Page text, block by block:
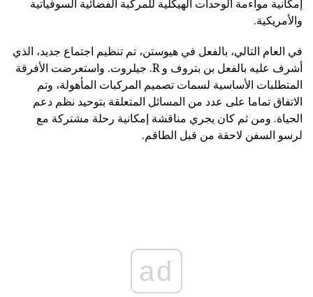
إمكانية مواءمة الوحدات الهيكلية للمركبة الفضائية السوفياتية
والأمريكية.
في العام التالي، بالفعل في هيوستن، تم تنظيم اجتماع جديد، الذي
أشرف عليه بالفعل بن بتروف و R. جيلروت. واستعرضت الأفرقة
المتطلبات الأساسية لسمات تصميم المركبات المأهولة، وتم
الاتفاق تماما على عدد من المسائل المتعلقة بتوحيد نظم دعم
الحياة. ومن ثم كان يجري مناقشة إمكانية رحلة مشتركة مع
لرسو السفن لاحقة من قبل الطاقم.
ad